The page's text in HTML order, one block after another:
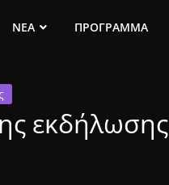
ΝΕΑ ΠΡΟΓΡΑΜΜΑ
εκδήλωσης